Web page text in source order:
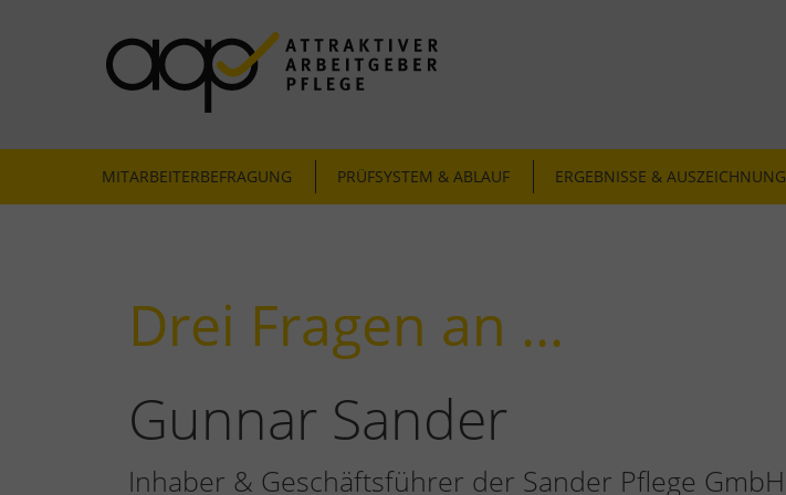
ATTRAKTIVER ARBEITGEBER PFLEGE
Mitarbeiterbefragung & Zertifizierung
MITARBEITERBEFRAGUNG PRÜFSYSTEM & ABLAUF ERGEBNISSE & AUSZEICHNUNG
Drei Fragen an ...
Gunnar Sander
Inhaber & Geschäftsführer der Sander Pflege GmbH